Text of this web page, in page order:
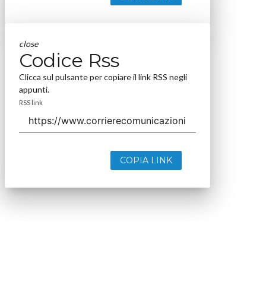
close
Codice Rss
Clicca sul pulsante per copiare il link RSS negli
appunti.
RSS link
COPIA LINK